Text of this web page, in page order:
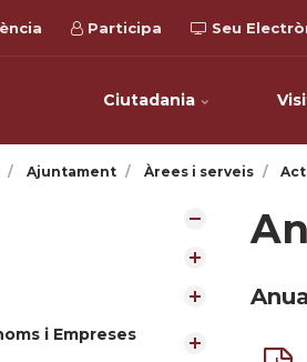
Participa Seu
Ciutadania
Ajuntament Àrees i serveis
i Empreses